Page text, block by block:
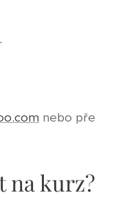
nebo pře
na kurz?